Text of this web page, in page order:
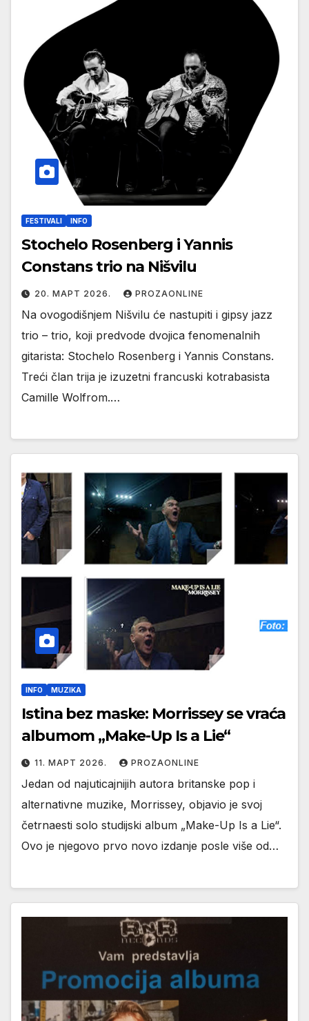
FESTIVALI INFO
Stochelo Rosenberg i Yannis
Constans trio na Nišvilu
20. МАРТ 2026. PROZAONLINE
Na ovogodišnjem Nišvilu će nastupiti i gipsy jazz
trio – trio, koji predvode dvojica fenomenalnih
gitarista: Stochelo Rosenberg i Yannis Constans.
Treći član trija je izuzetni francuski kotrabasista
Camille Wolfrom.…
INFO MUZIKA
Istina bez maske: Morrissey se vraća
albumom „Make-Up Is a Lie“
11. МАРТ 2026. PROZAONLINE
Jedan od najuticajnijih autora britanske pop i
alternativne muzike, Morrissey, objavio je svoj
četrnaesti solo studijski album „Make-Up Is a Lie“.
Ovo je njegovo prvo novo izdanje posle više od…